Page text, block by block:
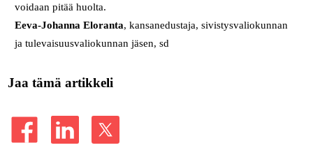
voidaan pitää huolta.
Eeva-Johanna Eloranta, kansanedustaja, sivistysvaliokunnan
ja tulevaisuusvaliokunnan jäsen, sd
Jaa tämä artikkeli